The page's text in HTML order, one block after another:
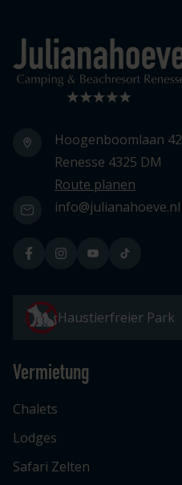
Logo Julianahoeve
Hoogenboomlaan 42
Renesse 4325 DM
Route planen
info@julianahoeve.nl
Haustierfreier Park
Vermietung
Chalets
Lodges
Safari Zelten